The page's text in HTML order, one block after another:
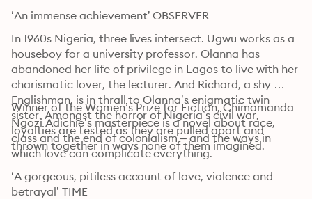
‘An immense achievement’ OBSERVER
In 1960s Nigeria, three lives intersect. Ugwu works as a
houseboy for a university professor. Olanna has
abandoned her life of privilege in Lagos to live with her
charismatic lover, the lecturer. And Richard, a shy
Englishman, is in thrall to Olanna’s enigmatic twin
sister. Amongst the horror of Nigeria’s civil war,
loyalties are tested as they are pulled apart and
thrown together in ways none of them imagined.
Winner of the Women’s Prize for Fiction, Chimamanda
Ngozi Adichie’s masterpiece is a novel about race,
class and the end of colonialism – and the ways in
which love can complicate everything.
‘A gorgeous, pitiless account of love, violence and
betrayal’ TIME